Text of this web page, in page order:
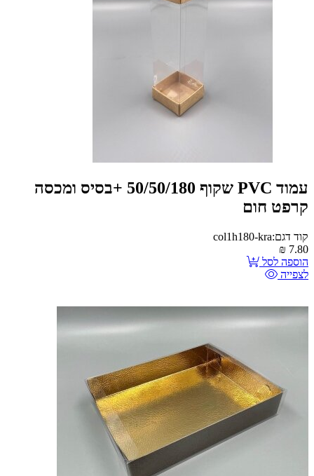
עמוד PVC שקוף 50/50/180 +בסיס ומכסה
קרפט חום
קוד דגם:col1h180-kra
7.80
₪
הוספה לסל
לצפייה